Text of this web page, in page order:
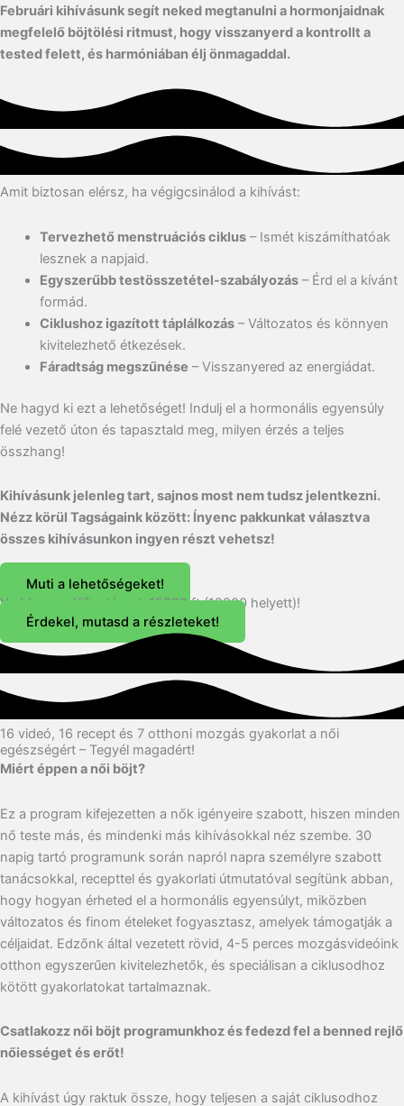
Februári kihívásunk segít neked megtanulni a hormonjaidnak
megfelelő böjtölési ritmust, hogy visszanyerd a kontrollt a
tested felett, és harmóniában élj önmagaddal.
Amit biztosan elérsz, ha végigcsinálod a kihívást:
Tervezhető menstruációs ciklus– Ismét kiszámíthatóak
lesznek a napjaid.
Egyszerűbb testösszetétel-szabályozás– Érd el a kívánt
formád.
Ciklushoz igazított táplálkozás– Változatos és könnyen
kivitelezhető étkezések.
Fáradtság megszűnése – Visszanyered az energiádat.
Ne hagyd ki ezt a lehetőséget! Indulj el a hormonális egyensúly
felé vezető úton és tapasztald meg, milyen érzés a teljes
összhang!
Kihívásunk jelenleg tart, sajnos most nem tudsz jelentkezni.
Nézz körül Tagságaink között: Ínyenc pakkunkat választva
összes kihívásunkon ingyen részt vehetsz!
Muti a lehetőségeket!
Vedd meg előfizetéssel, 15900 ft (19900 helyett)!
Érdekel, mutasd a részleteket!
16 videó, 16 recept és 7 otthoni mozgás gyakorlat a női
egészségért – Tegyél magadért!
Miért éppen a női böjt?
Ez a program kifejezetten a nők igényeire szabott, hiszen minden
nő teste más, és mindenki más kihívásokkal néz szembe. 30
napig tartó programunk során napról napra személyre szabott
tanácsokkal, recepttel és gyakorlati útmutatóval segítünk abban,
hogy hogyan érheted el a hormonális egyensúlyt, miközben
változatos és finom ételeket fogyasztasz, amelyek támogatják a
céljaidat. Edzőnk által vezetett rövid, 4-5 perces mozgásvideóink
otthon egyszerűen kivitelezhetők, és speciálisan a ciklusodhoz
kötött gyakorlatokat tartalmaznak.
Csatlakozz női böjt programunkhoz és fedezd fel a benned rejlő
nőiességet és erőt!
A kihívást úgy raktuk össze, hogy teljesen a saját ciklusodhoz